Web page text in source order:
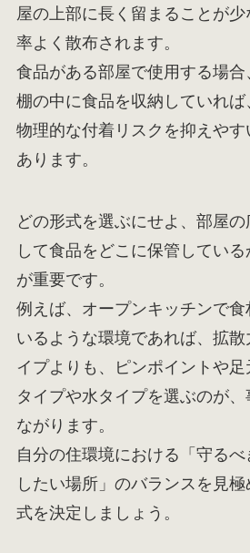
屋の上部に長く留まることが
率よく散布されます。
食品がある部屋で使用する場
棚の中に食品を収納していれ
物理的な付着リスクを抑えやす
あります。
どの形式を選ぶにせよ、部屋
して食品をどこに保管してい
が重要です。
例えば、オープンキッチンで
いるような環境であれば、拡
イプよりも、ピンポイントや
タイプや水タイプを選ぶのが
ながります。
自分の住環境における「守る
したい場所」のバランスを見
式を決定しましょう。